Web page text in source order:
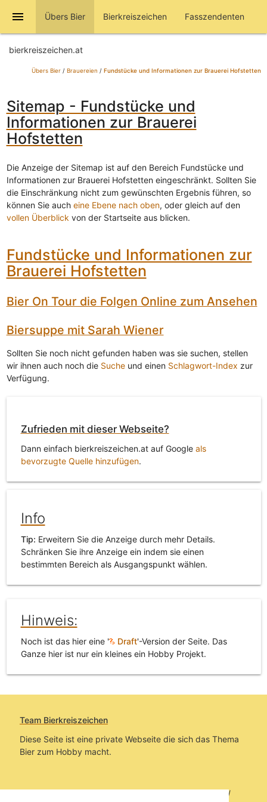
menu Übers Bier Bierkreiszeichen Fasszendenten
bierkreiszeichen.at
Übers Bier/ Brauereien / Fundstücke und Informationen zur Brauerei Hofstetten
Sitemap - Fundstücke und
Informationen zur Brauerei
Hofstetten
Die Anzeige der Sitemap ist auf den Bereich Fundstücke und
Informationen zur Brauerei Hofstetten eingeschränkt. Sollten Sie
die Einschränkung nicht zum gewünschten Ergebnis führen, so
können Sie auch eine Ebene nach oben, oder gleich auf den
vollen Überblick von der Startseite aus blicken.
Fundstücke und Informationen zur
Brauerei Hofstetten
Bier On Tour die Folgen Online zum Ansehen
Biersuppe mit Sarah Wiener
Sollten Sie noch nicht gefunden haben was sie suchen, stellen
wir ihnen auch noch die Sucheund einen Schlagwort-Index zur
Verfügung.
Zufrieden mit dieser Webseite?
Dann einfach bierkreiszeichen.at auf Google als
bevorzugte Quelle hinzufügen.
Info
Tip: Erweitern Sie die Anzeige durch mehr Details.
Schränken Sie ihre Anzeige ein indem sie einen
bestimmten Bereich als Ausgangspunkt wählen.
Hinweis:
Noch ist das hier eine ' Draft'-Version der Seite. Das
Ganze hier ist nur ein kleines ein Hobby Projekt.
Team Bierkreiszeichen
Diese Seite ist eine private Webseite die sich das Thema
Bier zum Hobby macht.
Sie befinden sich auf https://www.bierkreiszeichen.at/